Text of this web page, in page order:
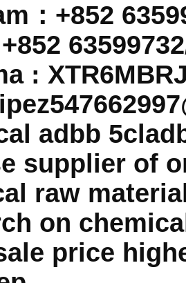
：+852
:
adbb
supplier of
raw
on
price